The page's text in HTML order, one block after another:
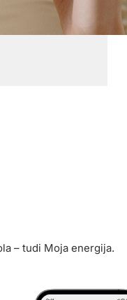
– tudi Moja energija.